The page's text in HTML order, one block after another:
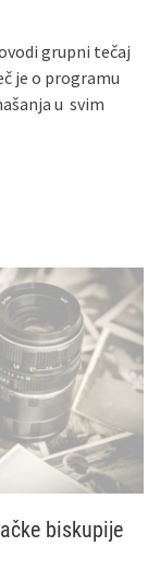
grupni tečaj
je o programu
u svim
biskupije